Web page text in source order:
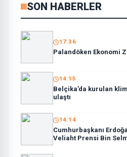
SON HABERLER
17:36
Palandöken Ekonomi
14:15
Belçika’da kurulan
ulaştı
14:14
Cumhurbaşkanı
Veliaht Prensi Bin